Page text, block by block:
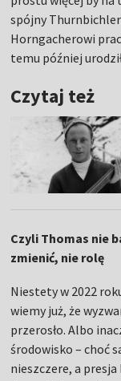
spójny
Horngacherowi
temu później
Czytaj też
Czyli Thomas nie
zmienić, nie rolę
Niestety w 2022
wiemy już, że
przerosło. Albo
środowisko – choć
nieszczere, a